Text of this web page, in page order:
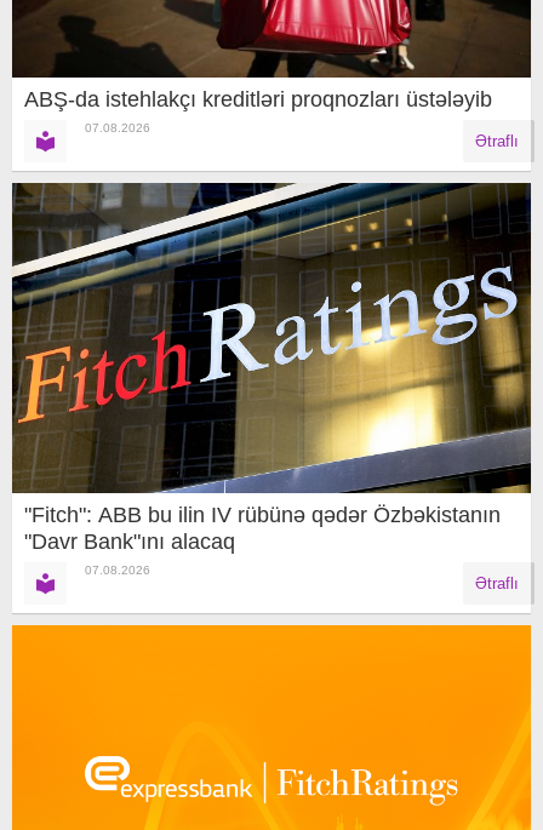
ABŞ-da istehlakçı kreditləri proqnozları üstələyib
07.08.2026
Ətraflı
"Fitch": ABB bu ilin IV rübünə qədər Özbəkistanın
"Davr Bank"ını alacaq
07.08.2026
Ətraflı